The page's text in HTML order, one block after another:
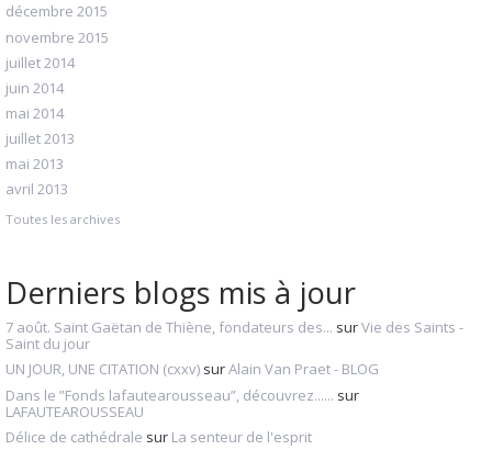
décembre 2015
novembre 2015
juillet 2014
juin 2014
mai 2014
juillet 2013
mai 2013
avril 2013
Toutes les archives
Derniers blogs mis à jour
7 août. Saint Gaëtan de Thiène, fondateurs des... surVie des Saints -
Saint du jour
UN JOUR, UNE CITATION (cxxv) surAlain Van Praet - BLOG
Dans le ”Fonds lafautearousseau”, découvrez...... sur
LAFAUTEAROUSSEAU
Délice de cathédrale sur La senteur de l'esprit